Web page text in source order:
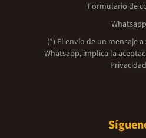
Formulario de
Whatsapp
(*) El envío de un mensaje
Whatsapp, implica la